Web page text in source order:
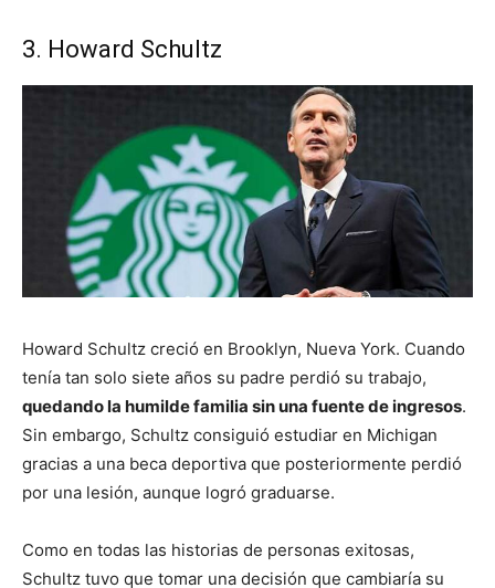
3. Howard Schultz
Howard Schultz creció en Brooklyn, Nueva York. Cuando
tenía tan solo siete años su padre perdió su trabajo,
quedando la humilde familia sin una fuente de ingresos.
Sin embargo, Schultz consiguió estudiar en Michigan
gracias a una beca deportiva que posteriormente perdió
por una lesión, aunque logró graduarse.
Como en todas las historias de personas exitosas,
Schultz tuvo que tomar una decisión que cambiaría su